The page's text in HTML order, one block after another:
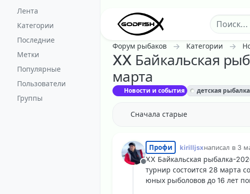
Лента
Категории
Последние
Метки
Популярные
Пользователи
Группы
Форум рыбаков Категории
XX Байкальская
марта
Новости и события детская рыбалка
Сначала старые
Не в сети
Профи kirilljsxнаписал в 3
XX Байкальская рыбалка-
турнир состоится 28 марта
юных рыболовов до 16 лет